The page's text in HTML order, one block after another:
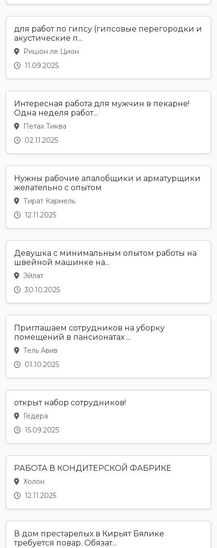
для работ по гипсу (гипсовые перегородки и
акустические п...
Ришон ле Цион
11.09.2025
Интересная работа для мужчин в пекарне!
Одна неделя работ...
Петах Тиква
02.11.2025
Нужны рабочие апалобщики и арматурщики
желательно с опытом
Тират Кармель
12.11.2025
Девушка с минимальным опытом работы на
швейной машинке на...
Эйлат
30.10.2025
Приглашаем сотрудников на уборку
помещений в пансионатах ...
Тель Авив
01.10.2025
открыт набор сотрудников!
Гедера
15.09.2025
РАБОТА В КОНДИТЕРСКОЙ ФАБРИКЕ
Холон
12.11.2025
В дом престарелых в Кирьят Бялике
требуется повар. Обязат...